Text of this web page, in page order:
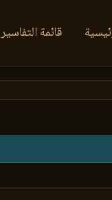
قائمة التفاسير